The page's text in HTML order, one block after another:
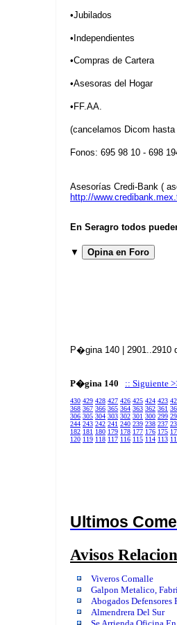
•Jubilados
•Independientes
•Compras de Cartera
•Asesoras del Hogar
•FF.AA.
(cancelamos Dicom
Fonos: 695 98 10 - 698
Asesorías Credi-Bank (
http://
En Seragro todos
▼ Opina en Foro
P�gina 140 | 2901..2910
P�gina 140 :: Siguiente
430 429 428 427 426 425 424 423
368 367 366 365 364 363 362 361
306 305 304 303 302 301 300 299
244 243 242 241 240 239 238 237
182 181 180 179 178 177 176 175
120 119 118 117 116 115 114 113
Ultimos
Avisos
Viveros Comalle
Galpon Metalico,
Abogados Defensores
Almendrera Del Sur